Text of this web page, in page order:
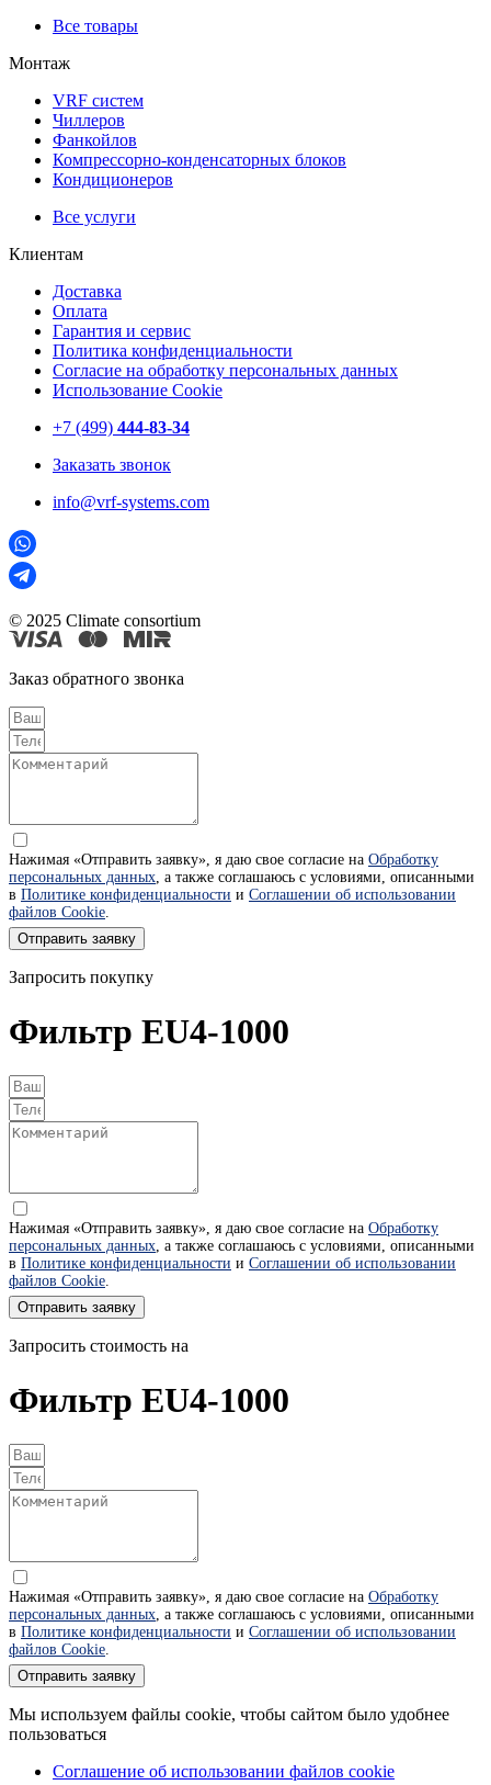
Все товары
Монтаж
VRF систем
Чиллеров
Фанкойлов
Компрессорно-конденсаторных блоков
Кондиционеров
Все услуги
Клиентам
Доставка
Оплата
Гарантия и сервис
Политика конфиденциальности
Согласие на обработку персональных данных
Использование Cookie
+7 (499) 444-83-34
Заказать звонок
info@vrf-systems.com
© 2025 Climate consortium
Заказ обратного звонка
Нажимая «Отправить заявку», я даю свое согласие на Обработку
персональных данных, а также соглашаюсь с условиями, описанными
в Политике конфиденциальности и Соглашении об использовании
файлов Cookie.
Отправить заявку
Запросить покупку
Фильтр EU4-1000
Нажимая «Отправить заявку», я даю свое согласие на Обработку
персональных данных, а также соглашаюсь с условиями, описанными
в Политике конфиденциальности и Соглашении об использовании
файлов Cookie.
Отправить заявку
Запросить стоимость на
Фильтр EU4-1000
Нажимая «Отправить заявку», я даю свое согласие на Обработку
персональных данных , а также соглашаюсь с условиями, описанными
в Политике конфиденциальности и Соглашении об использовании
файлов Cookie
Отправить заявку
Мы используем файлы cookie, чтобы сайтом было удобнее
пользоваться
Соглашение об использовании файлов cookie